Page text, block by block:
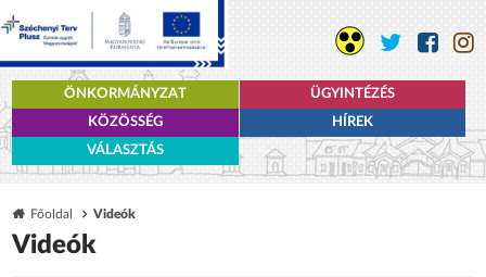
ÖNKORMÁNYZAT
ÜGYINTÉZÉS
KÖZÖSSÉG
HÍREK
VÁLASZTÁS
Főoldal Videók
Videók